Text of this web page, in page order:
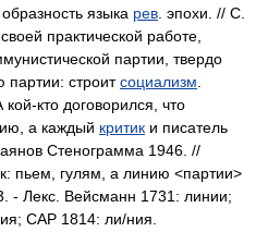
языка рев . эпохи. // С.
практической работе,
партии, твердо
партии: строитсоциализм
кто договорился, что
а каждый критик и писатель
Стенограмма 1946. //
пьем, гулям, а линию <партии>
- Лекс. Вейсманн 1731: линии;
САР 1814: ли/ния.